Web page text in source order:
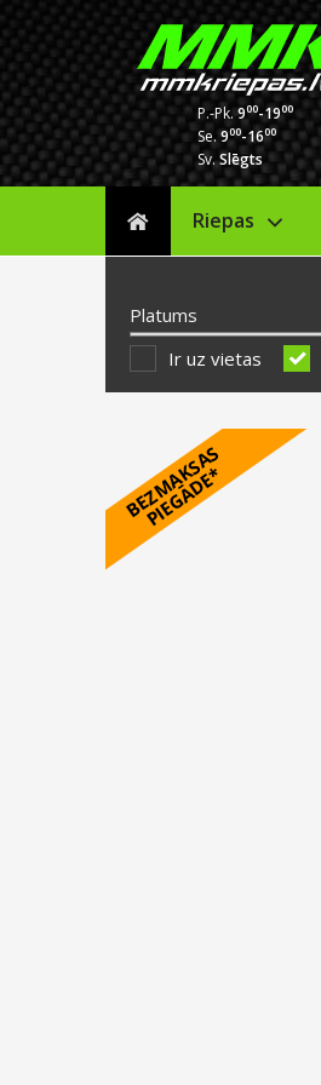
P.-Pk.900-1900
Se.900-1600
Sv.Slēgts
Riepas
Platums
Ir uz vietas
B
E
Z
M
A
K
S
A
S
P
I
E
G
Ā
D
E
*